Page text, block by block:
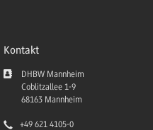
Kontakt
DHBW Mannheim
Coblitzallee 1-9
68163 Mannheim
+49 621 4105-0